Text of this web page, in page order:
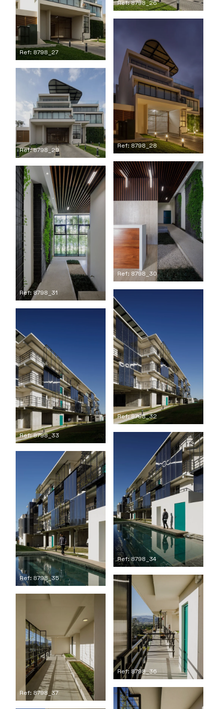
Ref: 8798_26
Ref: 8798_27
Ref: 8798_28
Ref: 8798_29
Ref: 8798_30
Ref: 8798_31
Ref: 8798_32
Ref: 8798_33
Ref: 8798_34
Ref: 8798_35
Ref: 8798_36
Ref: 8798_37